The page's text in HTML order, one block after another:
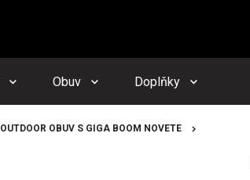
Obuv Doplňky
OUTDOOR OBUV S GIGA BOOM NOVETE
Odeslat